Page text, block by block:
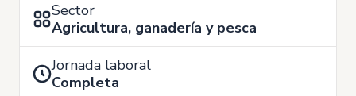
Sector
Agricultura, ganadería y pesca
Jornada laboral
Completa